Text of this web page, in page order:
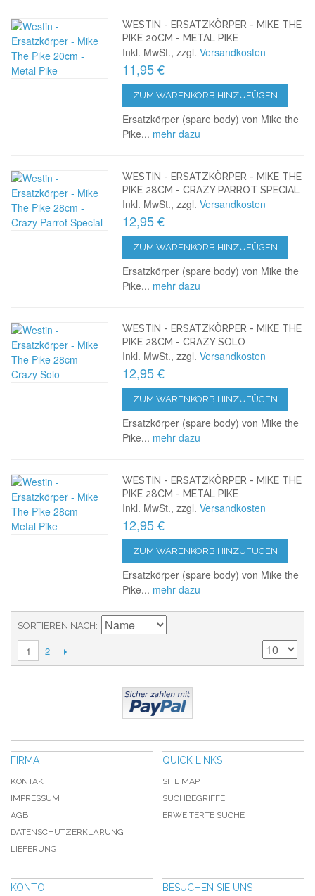
WESTIN - ERSATZKÖRPER - MIKE THE
PIKE 20CM - METAL PIKE
Inkl. MwSt., zzgl.Versandkosten
11,95 €
ZUM WARENKORB HINZUFÜGEN
Ersatzkörper (spare body) von Mike the
Pike... mehr dazu
WESTIN - ERSATZKÖRPER - MIKE THE
PIKE 28CM - CRAZY PARROT SPECIAL
Inkl. MwSt., zzgl.Versandkosten
12,95 €
ZUM WARENKORB HINZUFÜGEN
Ersatzkörper (spare body) von Mike the
Pike... mehr dazu
WESTIN - ERSATZKÖRPER - MIKE THE
PIKE 28CM - CRAZY SOLO
Inkl. MwSt., zzgl.Versandkosten
12,95 €
ZUM WARENKORB HINZUFÜGEN
Ersatzkörper (spare body) von Mike the
Pike... mehr dazu
WESTIN - ERSATZKÖRPER - MIKE THE
PIKE 28CM - METAL PIKE
Inkl. MwSt., zzgl.Versandkosten
12,95 €
ZUM WARENKORB HINZUFÜGEN
Ersatzkörper (spare body) von Mike the
Pike... mehr dazu
SORTIEREN NACH
1 2
FIRMA
KONTAKT
IMPRESSUM
AGB
DATENSCHUTZERKLÄRUNG
LIEFERUNG
QUICK LINKS
SITE MAP
SUCHBEGRIFFE
ERWEITERTE SUCHE
KONTO BESUCHEN SIE UNS